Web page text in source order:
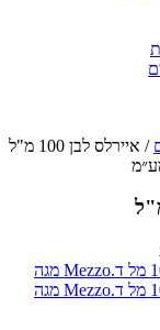
/ איירלס לבן 100 מ"ל